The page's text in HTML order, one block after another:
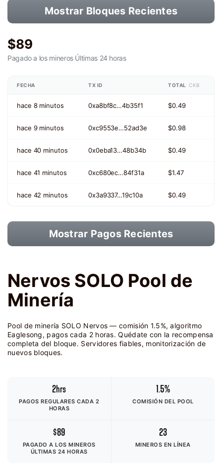
Mostrar Bloques Recientes
$89
Pagado a los mineros Últimas 24 horas
FECHA TX ID TOTAL CKB
hace 8 minutos 0xa8bf8c…4b35f1 $0.49
hace 9 minutos 0xc9553e…52ad3e $0.98
hace 40 minutos 0x0eba13…48b34b $0.49
hace 41 minutos 0xc680ec…84f31a $1.47
hace 42 minutos 0x3a9337…19c10a $0.49
Mostrar Pagos Recientes
Nervos SOLO Pool de
Minería
Pool de minería SOLO Nervos — comisión 1.5%, algoritmo
Eaglesong, pagos cada 2 horas. Quédate con la recompensa
completa del bloque. Servidores fiables, monitorización de
nuevos bloques.
2hrs
PAGOS REGULARES CADA 2
HORAS
1.5%
COMISIÓN DEL POOL
$89
PAGADO A LOS MINEROS
ÚLTIMAS 24 HORAS
23
MINEROS EN LÍNEA